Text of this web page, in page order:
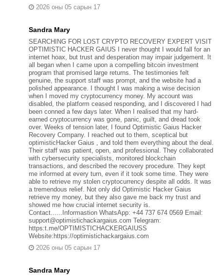
2026 оны 05 сарын 17
Sandra Mary
SEARCHING FOR LOST CRYPTO RECOVERY EXPERT VISIT
OPTIMISTIC HACKER GAIUS I never thought I would fall for an
internet hoax, but trust and desperation may impair judgement. It
all began when I came upon a compelling bitcoin investment
program that promised large returns. The testimonies felt
genuine, the support staff was prompt, and the website had a
polished appearance. I thought I was making a wise decision
when I moved my cryptocurrency money. My account was
disabled, the platform ceased responding, and I discovered I had
been conned a few days later. When I realised that my hard-
earned cryptocurrency was gone, panic, guilt, and dread took
over. Weeks of tension later, I found Optimistic Gaius Hacker
Recovery Company. I reached out to them, sceptical but
optimisticHacker Gaius , and told them everything about the deal.
Their staff was patient, open, and professional. They collaborated
with cybersecurity specialists, monitored blockchain
transactions, and described the recovery procedure. They kept
me informed at every turn, even if it took some time. They were
able to retrieve my stolen cryptocurrency despite all odds. It was
a tremendous relief. Not only did Optimistic Hacker Gaius
retrieve my money, but they also gave me back my trust and
showed me how crucial internet security is.
Contact......Informastion WhatsApp: +44 737 674 0569 Email:
support@optimistichackargaius.com Telegram:
https:t.me/OPTIMISTICHACKERGAIUSS
Website:https://optimistichackargaius.com
2026 оны 05 сарын 17
Sandra Mary